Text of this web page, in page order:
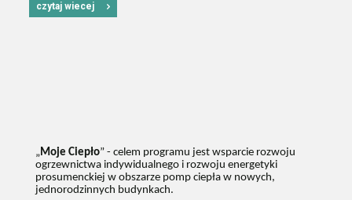
czytaj wiecej
„Moje Ciepło” - celem programu jest wsparcie rozwoju
ogrzewnictwa indywidualnego i rozwoju energetyki
prosumenckiej w obszarze pomp ciepła w nowych,
jednorodzinnych budynkach.